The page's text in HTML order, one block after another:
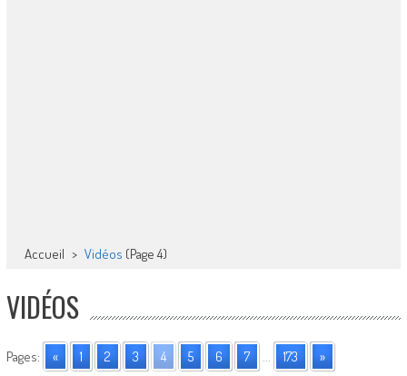
Accueil > Vidéos (Page 4)
VIDÉOS
Pages: « 1 2 3 4 5 6 7 ... 173 »